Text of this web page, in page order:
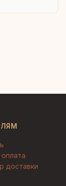
доставки